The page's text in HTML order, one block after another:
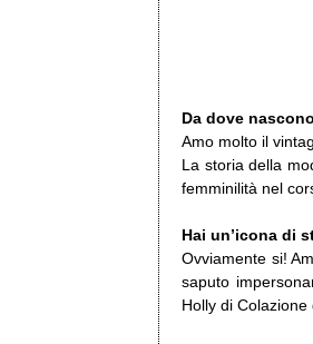
Da dove
Amo molto il
La storia della
femminilità nel
Hai un’icona di
Ovviamente si!
saputo
Holly di